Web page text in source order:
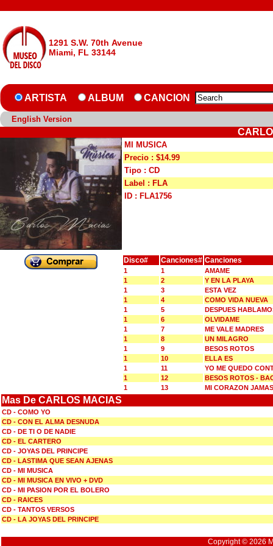
1291 S.W. 70th Avenue
Miami, FL 33144
ARTISTA ALBUM CANCION
English Version
MI MUSICA
Precio : $14.99
Tipo : CD
Label : FLA
ID : FLA1756
Disco# Canciones# Canciones
1 1
AMAME
1
2
Y EN LA PLAYA
1
3
ESTA VEZ
1
4
COMO VIDA NUEVA
1
5
DESPUES
1
6
OLVIDAME
1
7
ME VALE MADRES
1
8
UN MILAGRO
1
9
BESOS ROTOS
1
10
ELLA ES
1
11
YO ME QUEDO
1
12
BESOS ROTOS -
1
13 MI CORAZON JAMAS
Mas De CARLOS MACIAS
CD - COMO YO
CD - CON EL ALMA DESNUDA
CD - DE TI O DE NADIE
CD - EL CARTERO
CD - JOYAS DEL PRINCIPE
CD - LASTIMA QUE SEAN AJENAS
CD - MI MUSICA
CD - MI MUSICA EN VIVO + DVD
CD - MI PASION POR EL BOLERO
CD - RAICES
CD - TANTOS VERSOS
CD - LA JOYAS DEL PRINCIPE
Copyright © 2026